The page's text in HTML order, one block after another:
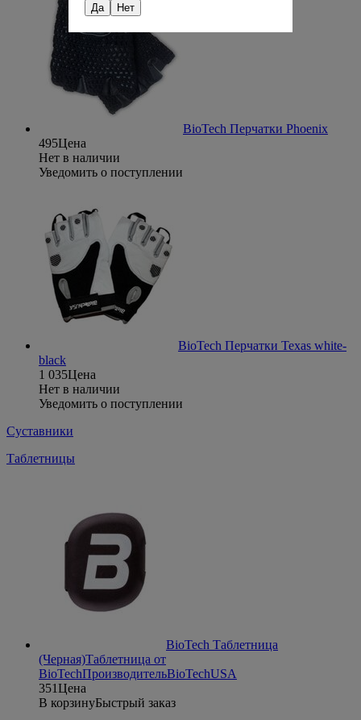
BioTech Перчатки Phoenix
495Цена
Нет в наличии
Уведомить о поступлении
BioTech Перчатки Texas white-
black
1 035Цена
Нет в наличии
Уведомить о поступлении
Суставники
Таблетницы
BioTech Таблетница
(Черная)Таблетница от
BioTechПроизводительBioTechUSA
351Цена
В корзинуБыстрый заказ
Да Нет